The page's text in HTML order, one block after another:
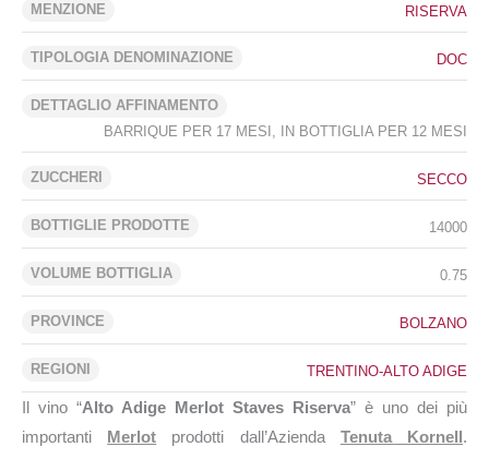
MENZIONE RISERVA
TIPOLOGIA DENOMINAZIONE DOC
DETTAGLIO AFFINAMENTO
BARRIQUE PER 17 MESI, IN BOTTIGLIA PER 12 MESI
ZUCCHERI SECCO
BOTTIGLIE PRODOTTE 14000
VOLUME BOTTIGLIA 0.75
PROVINCE BOLZANO
REGIONI TRENTINO-ALTO ADIGE
Il vino “Alto Adige Merlot Staves Riserva” è uno dei più
importanti Merlot prodotti dall’Azienda Tenuta Kornell.